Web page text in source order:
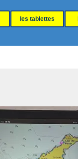
les tablettes